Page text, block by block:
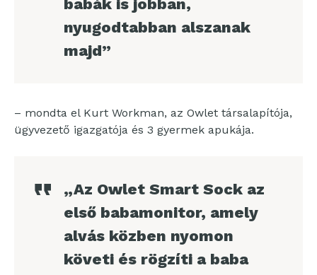
babák is jobban,
nyugodtabban alszanak
majd”
– mondta el Kurt Workman, az Owlet társalapítója,
ügyvezető igazgatója és 3 gyermek apukája.
„Az Owlet Smart Sock az
első babamonitor, amely
alvás közben nyomon
követi és rögzíti a baba